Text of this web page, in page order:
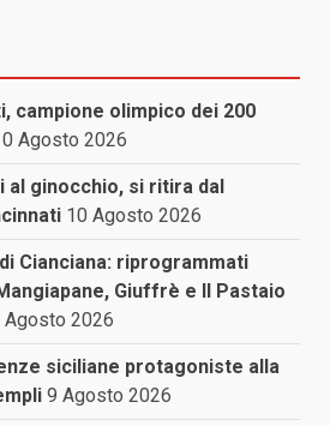
campione olimpico dei 200
Agosto 2026
al ginocchio, si ritira dal
10 Agosto 2026
Cianciana: riprogrammati
Giuffrè e Il Pastaio
Agosto 2026
siciliane protagoniste alla
9 Agosto 2026